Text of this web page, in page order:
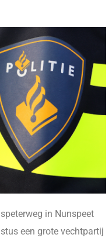
in Nunspeet
een grote vechtpartij